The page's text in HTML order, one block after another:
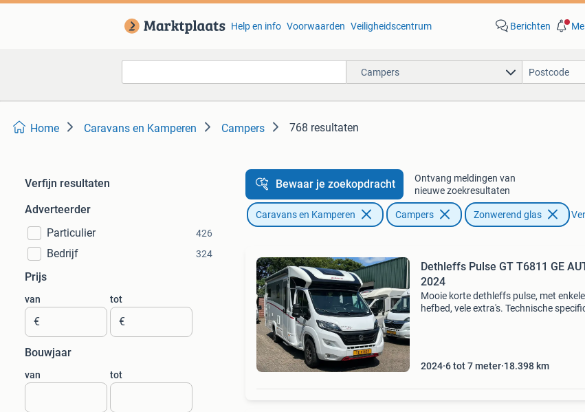
Help en info Voorwaarden Veiligheidscentrum Berichten
Campers
Home Caravans en Kamperen Campers 768 resultaten
Verfijn resultaten
Adverteerder
Particulier
426
Bedrijf 324
Prijs
van
€
tot
€
Bouwjaar
van tot
Bewaar je zoekopdracht
Ontvang meldingen van
nieuwe zoekresultaten
Caravans en Kamperen Campers Zonwerend glas
Dethleffs Pulse GT T6811 GE AUTOMAAT bj
2024
Mooie korte dethleffs pulse, met
hefbed, vele extra's. Technische
2024 6 tot 7 meter 18.398 km